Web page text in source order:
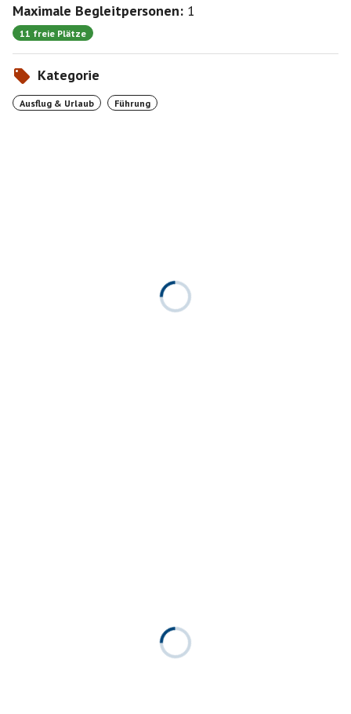
Maximale Begleitpersonen: 1
11 freie Plätze
Kategorie
Ausflug & Urlaub Führung